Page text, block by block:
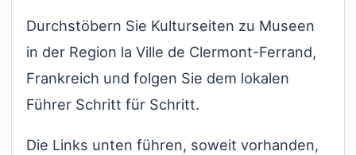
Durchstöbern Sie Kulturseiten zu Museen
in der Region la Ville de Clermont-Ferrand,
Frankreich und folgen Sie dem lokalen
Führer Schritt für Schritt.
Die Links unten führen, soweit vorhanden,